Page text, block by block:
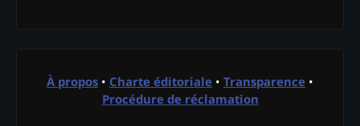
À propos • Charte éditoriale • Transparence •
Procédure de réclamation